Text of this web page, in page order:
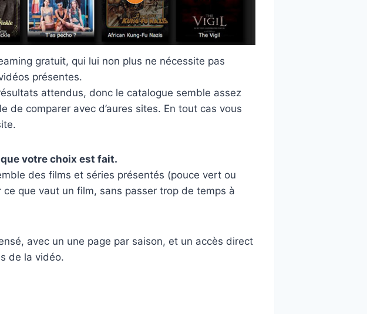
gratuit, qui lui non plus ne nécessite pas
présentes.
attendus, donc le catalogue semble assez
de comparer avec d’aures sites. En tout cas vous
votre choix est fait.
des films et séries présentés (pouce vert ou
que vaut un film, sans passer trop de temps à
avec un une page par saison, et un accès direct
de la vidéo.